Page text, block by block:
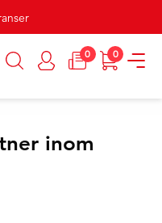
0 0
inom